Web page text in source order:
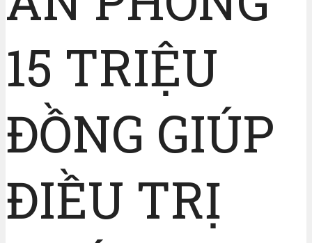
15 TRIỆU
ĐỒNG GIÚP
ĐIỀU TRỊ